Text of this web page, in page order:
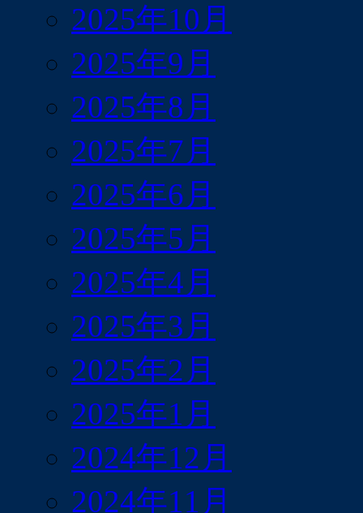
2025年10月
2025年9月
2025年8月
2025年7月
2025年6月
2025年5月
2025年4月
2025年3月
2025年2月
2025年1月
2024年12月
2024年11月